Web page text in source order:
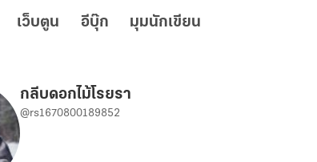
เว็บตูน อีบุ๊ก มุมนักเขียน
กลีบดอกไม้โรยรา
@rs1670800189852